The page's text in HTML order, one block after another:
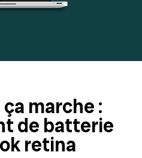
marche :
de batterie
retina